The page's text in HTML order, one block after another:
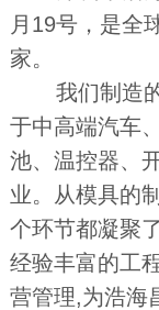
月19号，是全
家。
我们制造
于中高端汽车
池、温控器、
业。从模具
个环节都凝聚
经验丰富的工
营管理,为浩海